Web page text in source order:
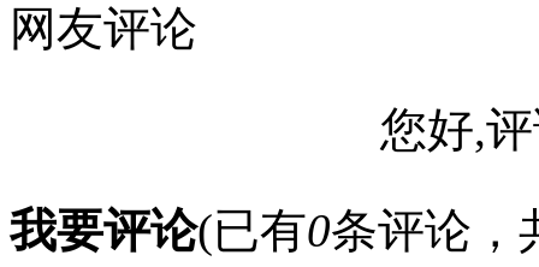
网友评论
您好,
我要评论(已有0条评论，